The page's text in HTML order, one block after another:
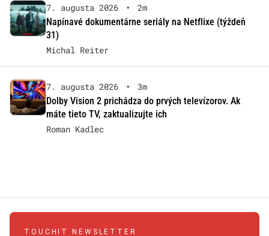
7. augusta 2026 •
2m
Napínavé dokumentárne seriály na Netflixe (týždeň
31)
Michal Reiter
7. augusta 2026 •
3m
Dolby Vision 2 prichádza do prvých televízorov. Ak
máte tieto TV, zaktualizujte ich
Roman Kadlec
TOUCHIT NEWSLETTER